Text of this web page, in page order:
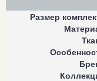
Размер